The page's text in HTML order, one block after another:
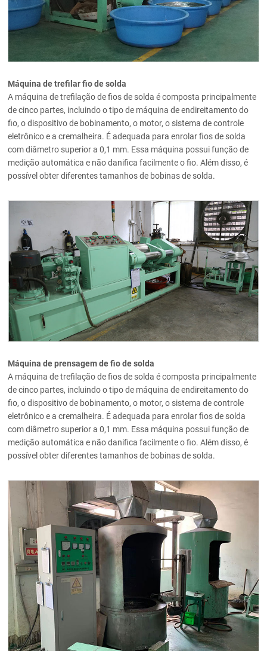
Máquina de trefilar fio de solda
A máquina de trefilação de fios de solda é composta principalmente
de cinco partes, incluindo o tipo de máquina de endireitamento do
fio, o dispositivo de bobinamento, o motor, o sistema de controle
eletrônico e a cremalheira. É adequada para enrolar fios de solda
com diâmetro superior a 0,1 mm. Essa máquina possui função de
medição automática e não danifica facilmente o fio. Além disso, é
possível obter diferentes tamanhos de bobinas de solda.
Máquina de prensagem de fio de solda
A máquina de trefilação de fios de solda é composta principalmente
de cinco partes, incluindo o tipo de máquina de endireitamento do
fio, o dispositivo de bobinamento, o motor, o sistema de controle
eletrônico e a cremalheira. É adequada para enrolar fios de solda
com diâmetro superior a 0,1 mm. Essa máquina possui função de
medição automática e não danifica facilmente o fio. Além disso, é
possível obter diferentes tamanhos de bobinas de solda.